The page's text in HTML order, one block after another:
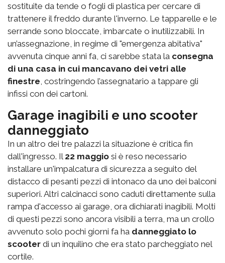
sostituite da tende o fogli di plastica per cercare di
trattenere il freddo durante l'inverno. Le tapparelle e le
serrande sono bloccate, imbarcate o inutilizzabili. In
un’assegnazione, in regime di "emergenza abitativa"
avvenuta cinque anni fa, ci sarebbe stata la consegna
di una casa in cui mancavano dei vetri alle
finestre, costringendo l’assegnatario a tappare gli
infissi con dei cartoni.
Garage inagibili e uno scooter
danneggiato
In un altro dei tre palazzi la situazione è critica fin
dall'ingresso. Il 22 maggio si è reso necessario
installare un'impalcatura di sicurezza a seguito del
distacco di pesanti pezzi di intonaco da uno dei balconi
superiori. Altri calcinacci sono caduti direttamente sulla
rampa d'accesso ai garage, ora dichiarati inagibili. Molti
di questi pezzi sono ancora visibili a terra, ma un crollo
avvenuto solo pochi giorni fa ha danneggiato lo
scooter di un inquilino che era stato parcheggiato nel
cortile.